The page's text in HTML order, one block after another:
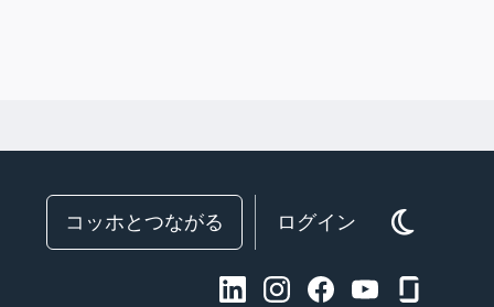
コッホとつながる ログイン